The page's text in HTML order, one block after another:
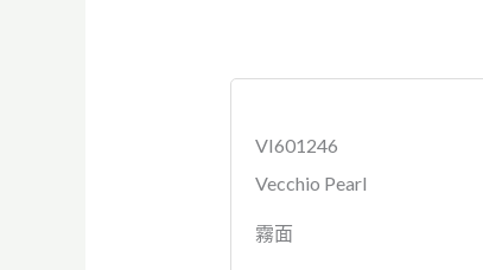
VI601246
Vecchio Pearl
霧面